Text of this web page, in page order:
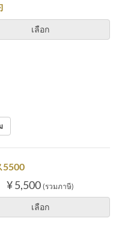
เลือก
5500
¥ 5,500 (รวมภาษี)
เลือก